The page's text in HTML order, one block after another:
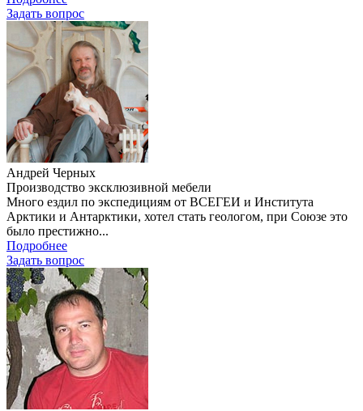
Задать вопроc
Андрей Черных
Производство эксклюзивной мебели
Много ездил по экспедициям от ВСЕГЕИ и Института
Арктики и Антарктики, хотел стать геологом, при Союзе это
было престижно...
Подробнее
Задать вопроc